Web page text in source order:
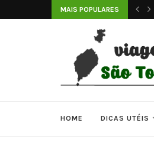
MAIS POPULARES
HOME DICAS UTÉIS